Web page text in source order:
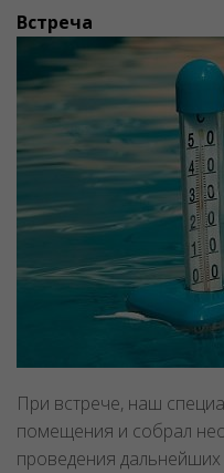
Встреча
При встрече, наш
помещения и собрал
проведения